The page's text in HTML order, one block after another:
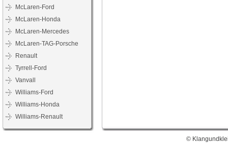
McLaren-Ford
McLaren-Honda
McLaren-Mercedes
McLaren-TAG-Porsche
Renault
Tyrrell-Ford
Vanvall
Williams-Ford
Williams-Honda
Williams-Renault
©